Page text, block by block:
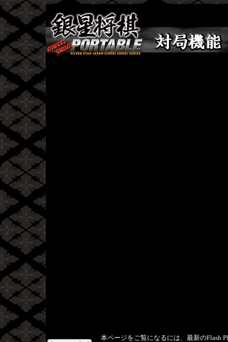
本ページをご覧になるには、最新のFlash